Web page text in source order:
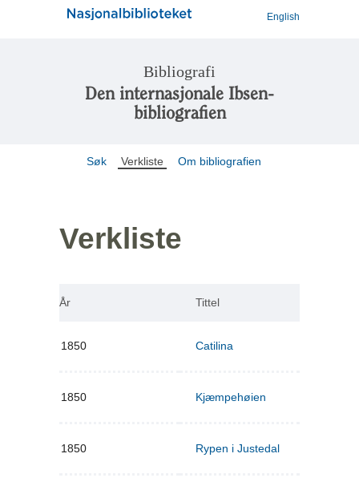
English
Bibliografi
Den internasjonale Ibsen-
bibliografien
Søk Verkliste Om bibliografien
Verkliste
År Tittel
1850 Catilina
1850 Kjæmpehøien
1850 Rypen i Justedal